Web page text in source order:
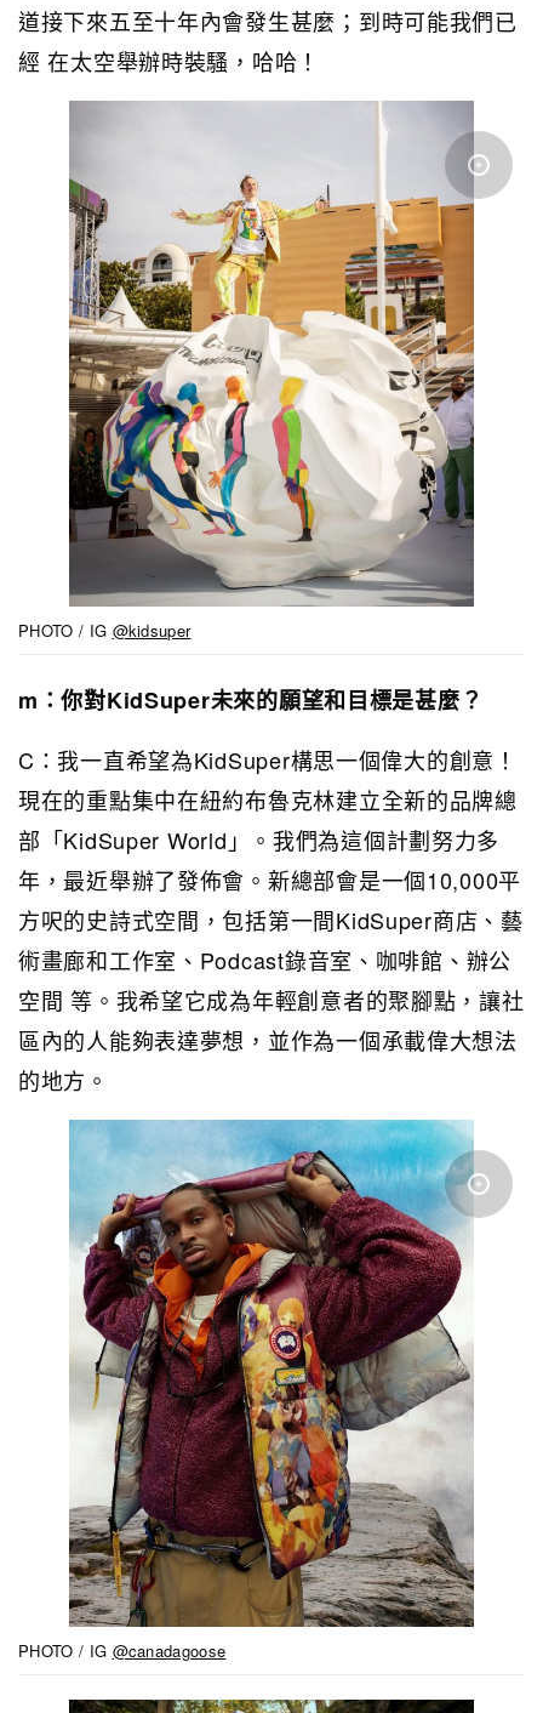
道接下來五至十年內會發生甚麼；到時可能我們已
經 在太空舉辦時裝騷，哈哈！
PHOTO / IG @kidsuper
m：你對KidSuper未來的願望和目標是甚麼？
C：我一直希望為KidSuper構思一個偉大的創意！
現在的重點集中在紐約布魯克林建立全新的品牌總
部「KidSuper World」。我們為這個計劃努力多
年，最近舉辦了發佈會。新總部會是一個10,000平
方呎的史詩式空間，包括第一間KidSuper商店、藝
術畫廊和工作室、Podcast錄音室、咖啡館、辦公
空間 等。我希望它成為年輕創意者的聚腳點，讓社
區內的人能夠表達夢想，並作為一個承載偉大想法
的地方。
PHOTO / IG @canadagoose